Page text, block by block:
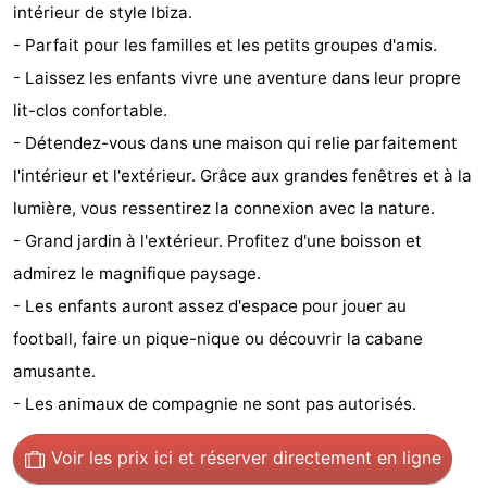
Resort
Nieuwvliet-
Bad
Waterdunen
Zeebad
-
Zonneweelde
Zwinhoeve
Hôtels
Last
minutes
Plages
Voir
et
Lieux
Musées
-
intérieur de style Ibiza.
- Parfait pour les familles et les petits groupes d'amis.
- Laissez les enfants vivre une aventure dans leur propre
lit-clos confortable.
- Détendez-vous dans une maison qui relie parfaitement
l'intérieur et l'extérieur. Grâce aux grandes fenêtres et à la
lumière, vous ressentirez la connexion avec la nature.
- Grand jardin à l'extérieur. Profitez d'une boisson et
admirez le magnifique paysage.
- Les enfants auront assez d'espace pour jouer au
football, faire un pique-nique ou découvrir la cabane
amusante.
- Les animaux de compagnie ne sont pas autorisés.
Voir les prix ici et réserver directement en ligne